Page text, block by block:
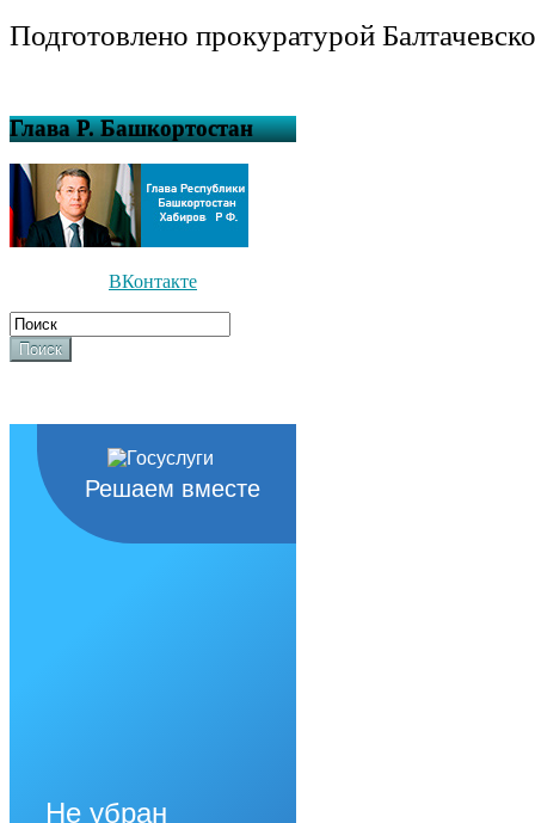
Подготовлено прокуратурой
Глава Р. Башкортостан
ВКонтакте
Поиск
Решаем вместе
Не убран